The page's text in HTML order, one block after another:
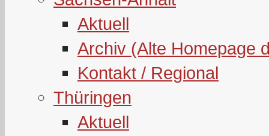
Aktuell
Archiv (Alte Homepage
Kontakt / Regional
Thüringen
Aktuell